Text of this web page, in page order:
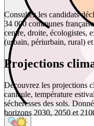
Consultez les candidats
34 000 communes
centre, droite, écologistes,
(urbain, périurbain, rural)
Projections
Découvrez les projections
canicule, température
sécheresses des sols.
horizons 2030, 2050 et